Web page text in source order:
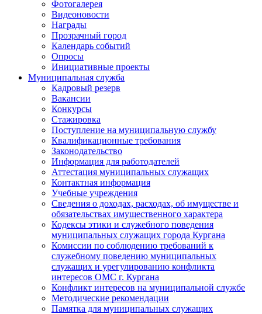
Фотогалерея
Видеоновости
Награды
Прозрачный город
Календарь событий
Опросы
Инициативные проекты
Муниципальная служба
Кадровый резерв
Вакансии
Конкурсы
Стажировка
Поступление на муниципальную службу
Квалификационные требования
Законодательство
Информация для работодателей
Аттестация муниципальных служащих
Контактная информация
Учебные учреждения
Сведения о доходах, расходах, об имуществе и
обязательствах имущественного характера
Кодексы этики и служебного поведения
муниципальных служащих города Кургана
Комиссии по соблюдению требований к
служебному поведению муниципальных
служащих и урегулированию конфликта
интересов ОМС г. Кургана
Конфликт интересов на муниципальной службе
Методические рекомендации
Памятка для муниципальных служащих